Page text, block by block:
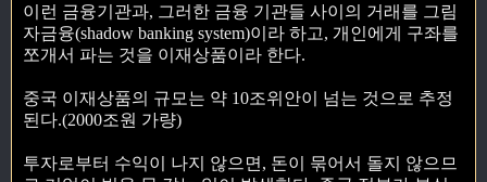
이런 금융기관과, 그러한 금융 기관들 사이의 거래를 그림
자금융(shadow banking system)이라 하고, 개인에게 구좌를
쪼개서 파는 것을 이재상품이라 한다.
중국 이재상품의 규모는 약 10조위안이 넘는 것으로 추정
된다.(2000조원 가량)
투자로부터 수익이 나지 않으면, 돈이 묶어서 돌지 않으므